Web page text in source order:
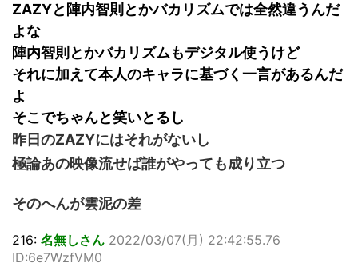
ZAZYと陣内智則とかバカリズムでは全然違うんだ
よな
陣内智則とかバカリズムもデジタル使うけど
それに加えて本人のキャラに基づく一言があるんだ
よ
そこでちゃんと笑いとるし
昨日のZAZYにはそれがないし
極論あの映像流せば誰がやっても成り立つ
そのへんが雲泥の差
216: 名無しさん 2022/03/07(月) 22:42:55.76
ID:6e7WzfVM0